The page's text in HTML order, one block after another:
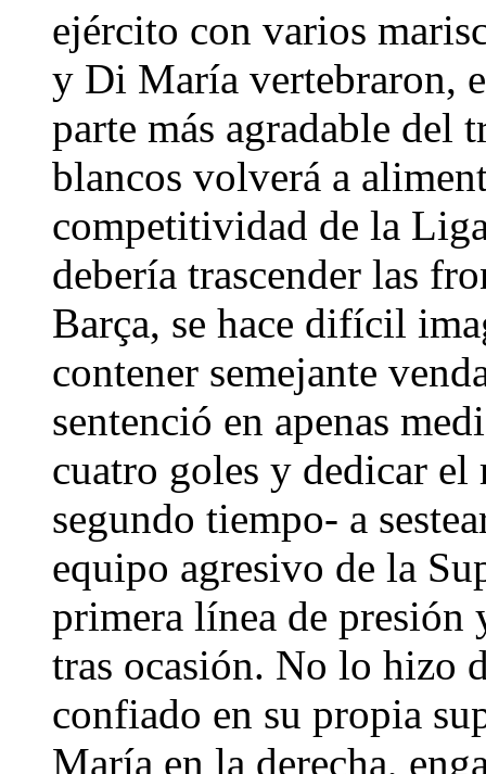
ejército con varios
y Di María vertebraron,
parte más agradable del
blancos volverá a
competitividad de la
debería trascender las
Barça, se hace difícil
contener semejante
sentenció en apenas
cuatro goles y dedicar
segundo tiempo- a
equipo agresivo de la
primera línea de presión
tras ocasión. No lo hizo
confiado en su propia
María en la derecha,